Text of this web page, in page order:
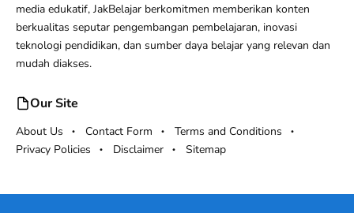
media edukatif, JakBelajar berkomitmen memberikan konten
berkualitas seputar pengembangan pembelajaran, inovasi
teknologi pendidikan, dan sumber daya belajar yang relevan dan
mudah diakses.
Our Site
About Us Contact Form
Terms and Conditions
Privacy Policies
Disclaimer Sitemap